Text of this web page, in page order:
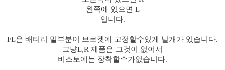
왼쪽에 있으면 L
입니다.
FL은 배터리 밑부분이 브로켓에 고정할수있게 날개가 있습니다.
그냥L,R 제품은 그것이 없어서
비스토에는 장착할수가없습니다.